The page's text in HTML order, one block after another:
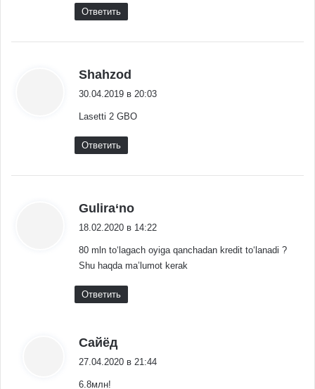
Ответить
Shahzod
30.04.2019 в 20:03
Lasetti 2 GBO
Ответить
Gulira‘no
18.02.2020 в 14:22
80 mln to‘lagach oyiga qanchadan kredit to‘lanadi ?
Shu haqda ma’lumot kerak
Ответить
Сайёд
27.04.2020 в 21:44
6.8млн!